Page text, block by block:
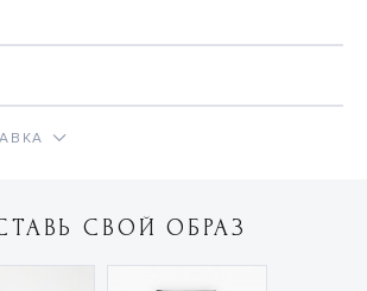
СВОЙ ОБРАЗ